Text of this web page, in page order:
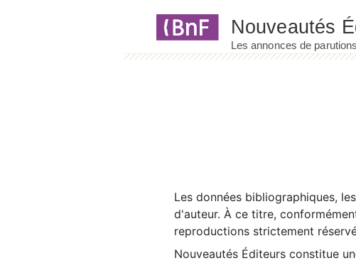
Les données bibliographiques,
d'auteur. À ce titre,
reproductions strictement
Nouveautés Éditeurs constitue